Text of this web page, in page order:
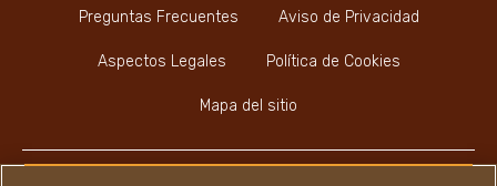
Preguntas Frecuentes Aviso de Privacidad
Aspectos Legales Política de Cookies
Mapa del sitio